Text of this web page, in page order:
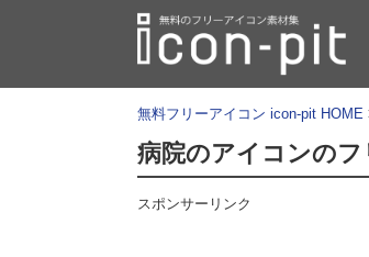
無料フリーアイコン icon-pit HOME
病院のアイコンの
スポンサーリンク